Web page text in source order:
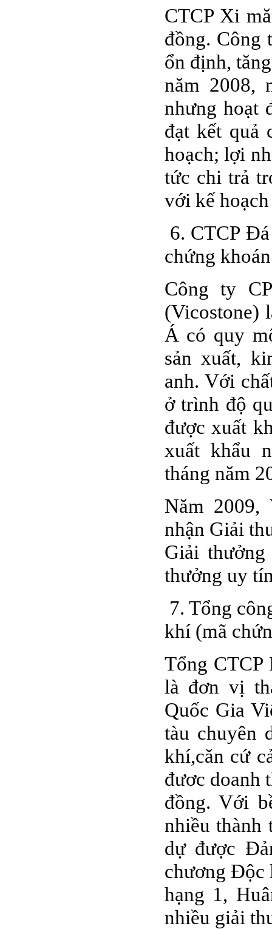
CTCP Xi
đồng. Công
ổn định,
năm 2008,
nhưng hoạt
đạt kết quả
hoạch; lợi
tức chi trả
với kế
6. CTCP
chứng
Công ty
(Vicostone)
Á có quy
sản xuất,
anh. Với
ở trình độ
được xuất
xuất khẩu
tháng năm
Năm
nhận Giải
Giải
thưởng uy
7. Tổng
khí (mã
Tổng
là đơn vị
Quốc Gia
tàu chuyên
khí,căn cứ
đươc doanh
đồng. Với
nhiều thành
dự được
chương Độc
hạng 1,
nhiều giải